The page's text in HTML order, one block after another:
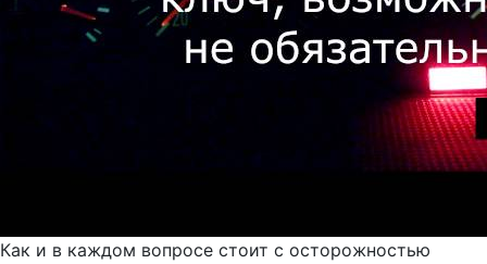
Как и в каждом вопросе стоит с осторожностью